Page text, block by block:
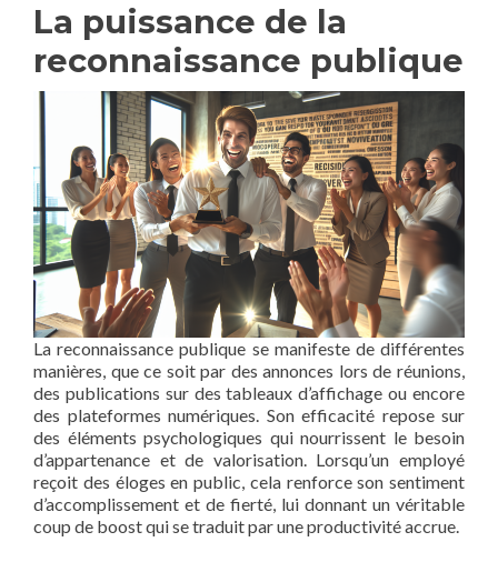
La puissance de la
reconnaissance publique
La reconnaissance publique se manifeste de différentes
manières, que ce soit par des annonces lors de réunions,
des publications sur des tableaux d’affichage ou encore
des plateformes numériques. Son efficacité repose sur
des éléments psychologiques qui nourrissent le besoin
d’appartenance et de valorisation. Lorsqu’un employé
reçoit des éloges en public, cela renforce son sentiment
d’accomplissement et de fierté, lui donnant un véritable
coup de boost qui se traduit par une productivité accrue.